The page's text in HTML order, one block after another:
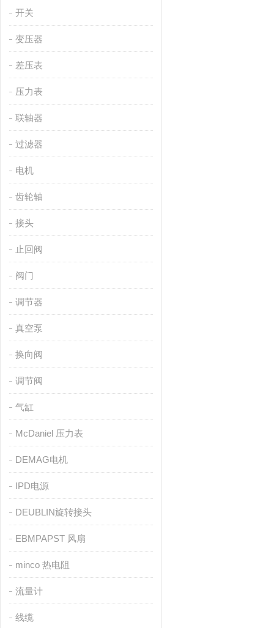
开关
变压器
差压表
压力表
联轴器
过滤器
电机
齿轮轴
接头
止回阀
阀门
调节器
真空泵
换向阀
调节阀
气缸
McDaniel 压力表
DEMAG电机
IPD电源
DEUBLIN旋转接头
EBMPAPST 风扇
minco 热电阻
流量计
线缆